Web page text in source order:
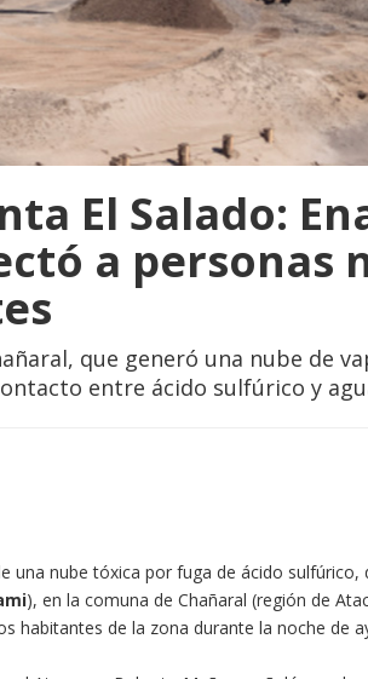
El Salado:
a personas
que generó una nube de
entre ácido sulfúrico y
una nube tóxica por fuga de ácido sulfúrico,
), en la comuna de Chañaral (región de
habitantes de la zona durante la noche de